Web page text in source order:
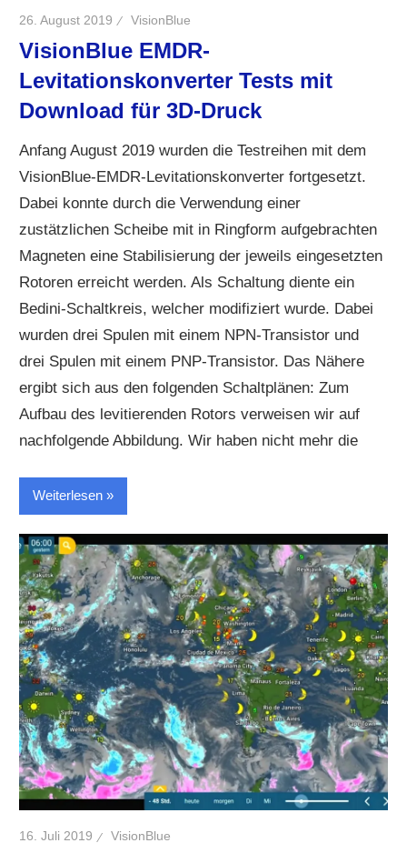
26. August 2019 VisionBlue
VisionBlue EMDR-
Levitationskonverter Tests mit
Download für 3D-Druck
Anfang August 2019 wurden die Testreihen mit dem
VisionBlue-EMDR-Levitationskonverter fortgesetzt.
Dabei konnte durch die Verwendung einer
zustätzlichen Scheibe mit in Ringform aufgebrachten
Magneten eine Stabilisierung der jeweils eingesetzten
Rotoren erreicht werden. Als Schaltung diente ein
Bedini-Schaltkreis, welcher modifiziert wurde. Dabei
wurden drei Spulen mit einem NPN-Transistor und
drei Spulen mit einem PNP-Transistor. Das Nähere
ergibt sich aus den folgenden Schaltplänen: Zum
Aufbau des levitierenden Rotors verweisen wir auf
nachfolgende Abbildung. Wir haben nicht mehr die
Weiterlesen
16. Juli 2019 VisionBlue